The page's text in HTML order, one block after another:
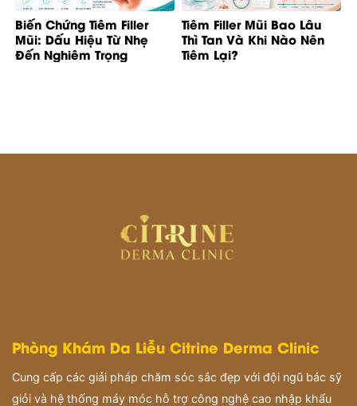
Biến Chứng Tiêm Filler
Mũi: Dấu Hiệu Từ Nhẹ
Đến Nghiêm Trọng
Tiêm Filler Mũi Bao Lâu
Thì Tan Và Khi Nào Nên
Tiêm Lại?
Phòng Khám Da Liễu Citrine Derma Clinic
Cung cấp các giải pháp chăm sóc sắc đẹp với đội ngũ bác sỹ
giỏi và hệ thống máy móc hỗ trợ công nghệ cao nhập khẩu